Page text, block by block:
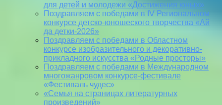
для детей и молодежи «Достижения юных»
Поздравляем с победами в IV Региональном
конкурсе детско-юношеского творчества «Ай
да детки-2026»
Поздравляем с победами в Областном
конкурсе изобразительного и декоративно-
прикладного искусства «Родные просторы»
Поздравляем с победами в Международном
многожанровом конкурсе-фестивале
«Фестиваль чудес»
«Семья на страницах литературных
произведений»